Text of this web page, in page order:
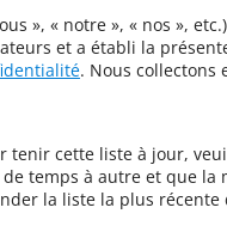
», « notre », « nos »,
et a établi la
. Nous collectons
tenir cette liste à jour,
temps à autre et que
la liste la plus récente